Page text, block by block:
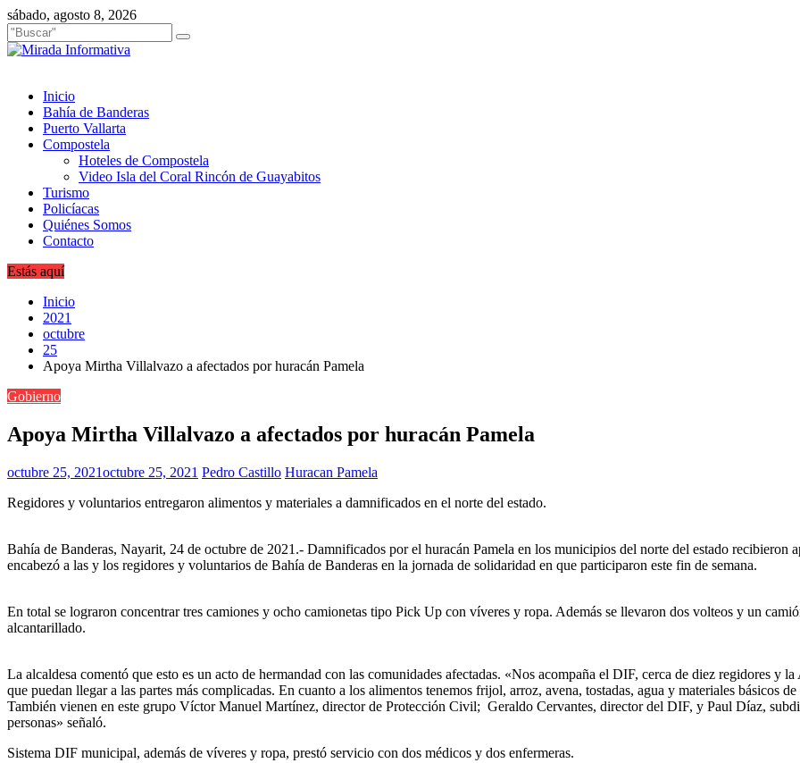
Saltar
al
contenido
sábado, agosto 8, 2026
Inicio
Bahía de Banderas
Puerto Vallarta
Compostela
Hoteles de Compostela
Video Isla del Coral Rincón de Guayabitos
Turismo
Policíacas
Quiénes Somos
Contacto
Estás aquí
Inicio
2021
octubre
25
Apoya Mirtha Villalvazo a afectados por huracán Pamela
Gobierno
Apoya Mirtha Villalvazo a afectados por huracán Pamela
octubre 25, 2021octubre 25, 2021 Pedro Castillo Huracan Pamela
Regidores y voluntarios entregaron alimentos y materiales a damnificados en el norte del estado.
Bahía de Banderas, Nayarit, 24 de octubre de 2021.- Damnificados por el huracán Pamela en los municipios del norte del estado
encabezó a las y los regidores y voluntarios de Bahía de Banderas en la jornada de solidaridad en que participaron este fin de semana.
En total se lograron concentrar tres camiones y ocho camionetas tipo Pick Up con víveres y ropa. Además se llevaron dos volteos y un
alcantarillado.
La alcaldesa comentó que esto es un acto de hermandad con las comunidades afectadas. «Nos acompaña el DIF, cerca de diez regidores y
que puedan llegar a las partes más complicadas. En cuanto a los alimentos tenemos frijol, arroz, avena, tostadas, agua y materiales básicos
También vienen en este grupo Víctor Manuel Martínez, director de Protección Civil; Geraldo Cervantes, director del DIF, y Paul Díaz,
personas» señaló.
Sistema DIF municipal, además de víveres y ropa, prestó servicio con dos médicos y dos enfermeras.